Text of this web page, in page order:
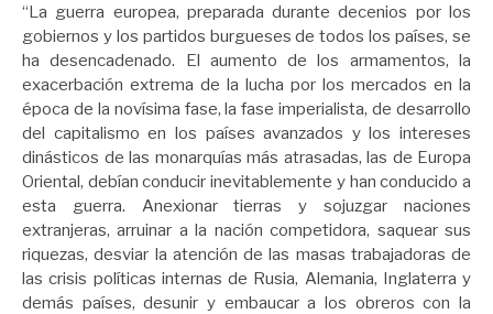
“La guerra europea, preparada durante decenios por los
gobiernos y los partidos burgueses de todos los países, se
ha desencadenado. El aumento de los armamentos, la
exacerbación extrema de la lucha por los mercados en la
época de la novísima fase, la fase imperialista, de desarrollo
del capitalismo en los países avanzados y los intereses
dinásticos de las monarquías más atrasadas, las de Europa
Oriental, debían conducir inevitablemente y han conducido a
esta guerra. Anexionar tierras y sojuzgar naciones
extranjeras, arruinar a la nación competidora, saquear sus
riquezas, desviar la atención de las masas trabajadoras de
las crisis políticas internas de Rusia, Alemania, Inglaterra y
demás países, desunir y embaucar a los obreros con la